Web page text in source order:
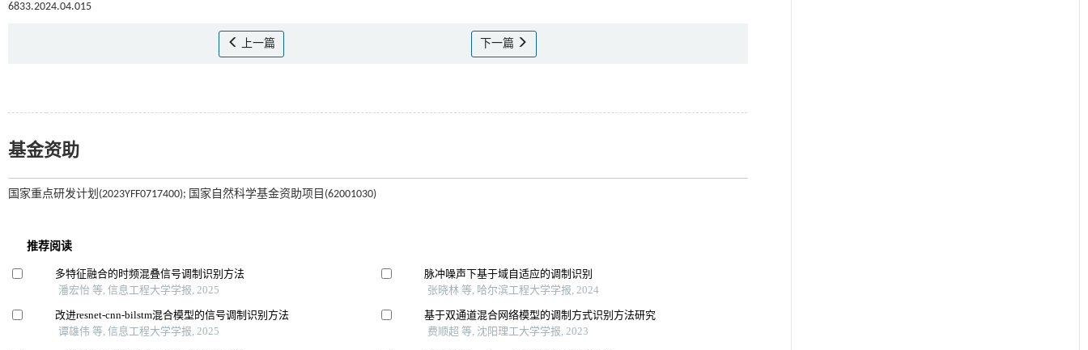
6833.2024.04.015
上一篇 下一篇
基金资助
国家重点研发计划(2023YFF0717400); 国家自然科学基金资助项目(62001030)